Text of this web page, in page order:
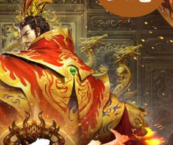
電 運動休閒 親子玩具
裝 化妝保養 情趣用品
本書